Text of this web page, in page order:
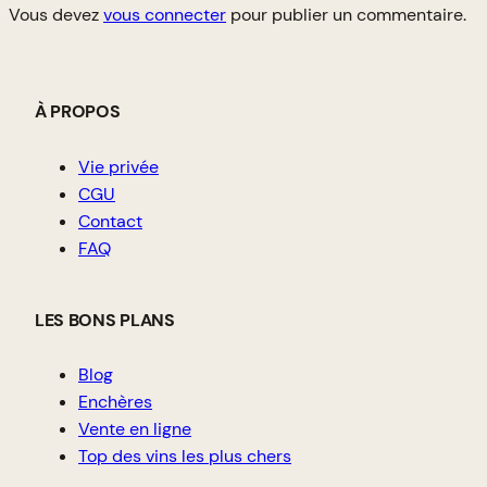
Vous devezvous connecter pour publier un commentaire.
À PROPOS
Vie privée
CGU
Contact
FAQ
LES BONS PLANS
Blog
Enchères
Vente en ligne
Top des vins les plus chers